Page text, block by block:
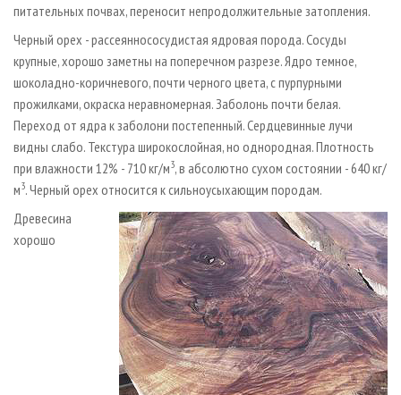
питательных почвах, переносит непродолжительные затопления.
Черный орех - рассеяннососудистая ядровая порода. Сосуды
крупные, хорошо заметны на поперечном разрезе. Ядро темное,
шоколадно-коричневого, почти черного цвета, с пурпурными
прожилками, окраска неравномерная. Заболонь почти белая.
Переход от ядра к заболони постепенный. Сердцевинные лучи
видны слабо. Текстура широкослойная, но однородная. Плотность
при влажности 12% - 710 кг/м3, в абсолютно сухом состоянии - 640 кг/
м3. Черный орех относится к сильноусыхающим породам.
Древесина
хорошо